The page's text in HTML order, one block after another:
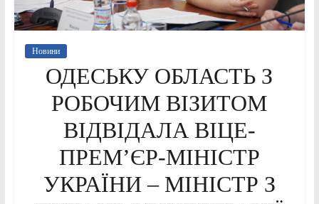
Новини
ОДЕСЬКУ ОБЛАСТЬ З
РОБОЧИМ ВІЗИТОМ
ВІДВІДАЛА ВІЦЕ-
ПРЕМ’ЄР-МІНІСТР
УКРАЇНИ – МІНІСТР З